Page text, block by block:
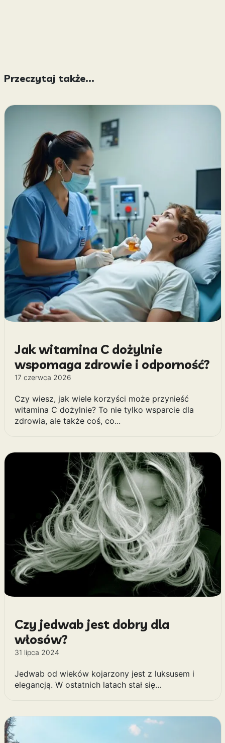
Przeczytaj także...
Jak witamina C dożylnie
wspomaga zdrowie i odporność?
17 czerwca 2026
Czy wiesz, jak wiele korzyści może przynieść
witamina C dożylnie? To nie tylko wsparcie dla
zdrowia, ale także coś, co...
Czy jedwab jest dobry dla
włosów?
31 lipca 2024
Jedwab od wieków kojarzony jest z luksusem i
elegancją. W ostatnich latach stał się…